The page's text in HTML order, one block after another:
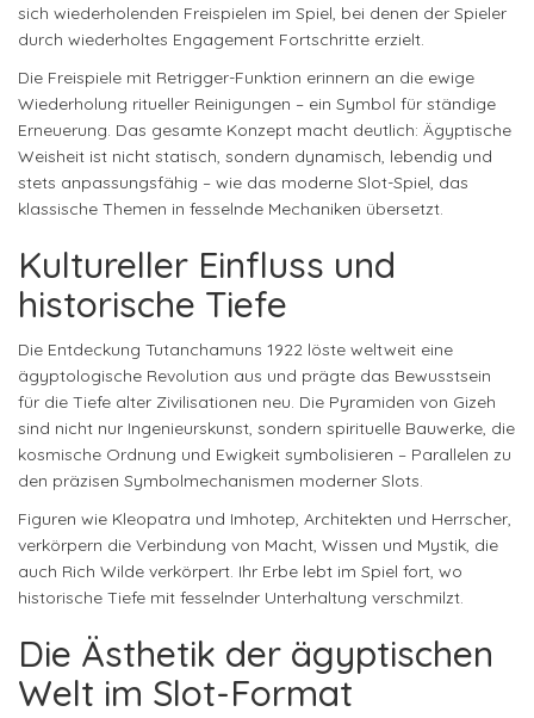
sich wiederholenden Freispielen im Spiel, bei denen der Spieler
durch wiederholtes Engagement Fortschritte erzielt.
Die Freispiele mit Retrigger-Funktion erinnern an die ewige
Wiederholung ritueller Reinigungen – ein Symbol für ständige
Erneuerung. Das gesamte Konzept macht deutlich: Ägyptische
Weisheit ist nicht statisch, sondern dynamisch, lebendig und
stets anpassungsfähig – wie das moderne Slot-Spiel, das
klassische Themen in fesselnde Mechaniken übersetzt.
Kultureller Einfluss und
historische Tiefe
Die Entdeckung Tutanchamuns 1922 löste weltweit eine
ägyptologische Revolution aus und prägte das Bewusstsein
für die Tiefe alter Zivilisationen neu. Die Pyramiden von Gizeh
sind nicht nur Ingenieurskunst, sondern spirituelle Bauwerke, die
kosmische Ordnung und Ewigkeit symbolisieren – Parallelen zu
den präzisen Symbolmechanismen moderner Slots.
Figuren wie Kleopatra und Imhotep, Architekten und Herrscher,
verkörpern die Verbindung von Macht, Wissen und Mystik, die
auch Rich Wilde verkörpert. Ihr Erbe lebt im Spiel fort, wo
historische Tiefe mit fesselnder Unterhaltung verschmilzt.
Die Ästhetik der ägyptischen
Welt im Slot-Format